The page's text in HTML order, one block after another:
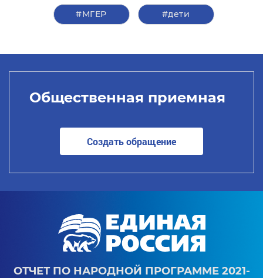
#‎МГЕР‬ #дети
Общественная приемная
Создать обращение
ОТЧЕТ ПО НАРОДНОЙ ПРОГРАММЕ 2021-